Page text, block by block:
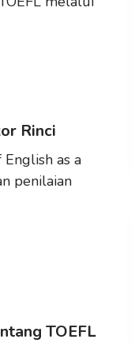
Rinci
English as a
penilaian
TOEFL